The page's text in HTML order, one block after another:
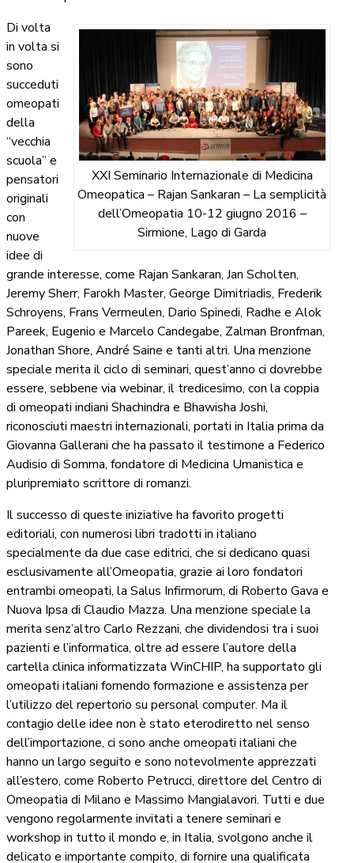
XXI Seminario Internazionale di Medicina
Omeopatica – Rajan Sankaran – La semplicità
dell’Omeopatia 10-12 giugno 2016 –
Sirmione, Lago di Garda
Di volta
in volta si
sono
succeduti
omeopati
della
“vecchia
scuola” e
pensatori
originali
con
nuove
idee di
grande interesse, come Rajan Sankaran, Jan Scholten,
Jeremy Sherr, Farokh Master, George Dimitriadis, Frederik
Schroyens, Frans Vermeulen, Dario Spinedi, Radhe e Alok
Pareek, Eugenio e Marcelo Candegabe, Zalman Bronfman,
Jonathan Shore, André Saine e tanti altri. Una menzione
speciale merita il ciclo di seminari, quest’anno ci dovrebbe
essere, sebbene via webinar, il tredicesimo, con la coppia
di omeopati indiani Shachindra e Bhawisha Joshi,
riconosciuti maestri internazionali, portati in Italia prima da
Giovanna Gallerani che ha passato il testimone a Federico
Audisio di Somma, fondatore di Medicina Umanistica e
pluripremiato scrittore di romanzi.
Il successo di queste iniziative ha favorito progetti
editoriali, con numerosi libri tradotti in italiano
specialmente da due case editrici, che si dedicano quasi
esclusivamente all’Omeopatia, grazie ai loro fondatori
entrambi omeopati, la Salus Infirmorum, di Roberto Gava e
Nuova Ipsa di Claudio Mazza. Una menzione speciale la
merita senz’altro Carlo Rezzani, che dividendosi tra i suoi
pazienti e l’informatica, oltre ad essere l’autore della
cartella clinica informatizzata WinCHIP, ha supportato gli
omeopati italiani fornendo formazione e assistenza per
l’utilizzo del repertorio su personal computer. Ma il
contagio delle idee non è stato eterodiretto nel senso
dell’importazione, ci sono anche omeopati italiani che
hanno un largo seguito e sono notevolmente apprezzati
all’estero, come Roberto Petrucci, direttore del Centro di
Omeopatia di Milano e Massimo Mangialavori. Tutti e due
vengono regolarmente invitati a tenere seminari e
workshop in tutto il mondo e, in Italia, svolgono anche il
delicato e importante compito, di fornire una qualificata